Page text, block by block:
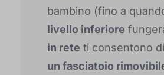
bambino (fino a
livello inferiore
in rete ti consentono
un fasciatoio